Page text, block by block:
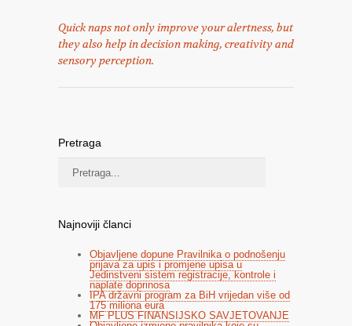
Quick naps not only improve your alertness, but
they also help in decision making, creativity and
sensory perception.
Pretraga
Najnoviji članci
Objavljene dopune Pravilnika o podnošenju
prijava za upis i promjene upisa u
Jedinstveni sistem registracije, kontrole i
naplate doprinosa
IPA državni program za BiH vrijedan više od
175 miliona eura
MF PLUS FINANSIJSKO SAVJETOVANJE